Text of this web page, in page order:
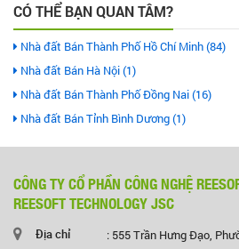
CÓ THỂ BẠN QUAN TÂM?
Nhà đất Bán Thành Phố Hồ Chí Minh (84)
Nhà đất Bán Hà Nội (1)
Nhà đất Bán Thành Phố Đồng Nai (16)
Nhà đất Bán Tỉnh Bình Dương (1)
CÔNG TY CỔ PHẦN CÔNG NGHỆ
REESOFT TECHNOLOGY JSC
Địa chỉ
: 555 Trần Hưng Đạo,